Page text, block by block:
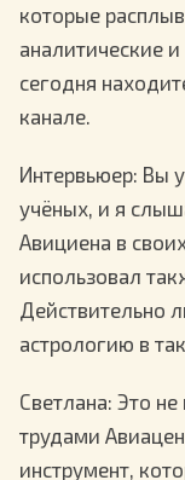
которые
аналитические
сегодня
канале.
Интервьюер: Вы
учёных, и я
Авициена в
использовал
Действительно
астрологию в
Светлана: Это не
трудами
инструмент,